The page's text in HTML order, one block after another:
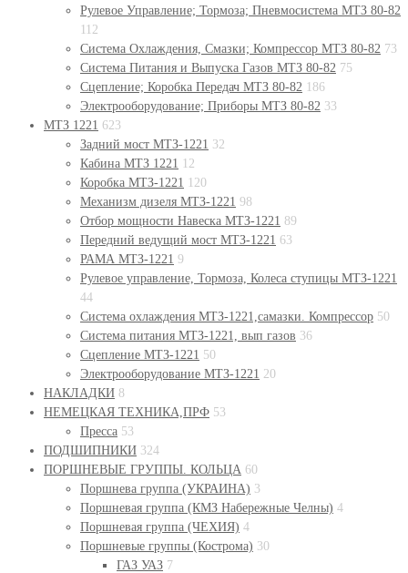
Рулевое Управление; Тормоза; Пневмосистема МТЗ 80-82
112
Система Охлаждения, Смазки; Компрессор МТЗ 80-82 73
Система Питания и Выпуска Газов МТЗ 80-82 75
Сцепление; Коробка Передач МТЗ 80-82 186
Электрооборудование; Приборы МТЗ 80-82 33
МТЗ 1221 623
Задний мост МТЗ-1221 32
Кабина МТЗ 1221 12
Коробка МТЗ-1221 120
Механизм дизеля МТЗ-1221 98
Отбор мощности Навеска МТЗ-1221 89
Передний ведущий мост МТЗ-1221 63
РАМА МТЗ-1221 9
Рулевое управление, Тормоза, Колеса ступицы МТЗ-1221
44
Система охлаждения МТЗ-1221,самазки. Компрессор 50
Система питания МТЗ-1221, вып газов 36
Сцепление МТЗ-1221 50
Электрооборудование МТЗ-1221 20
НАКЛАДКИ 8
НЕМЕЦКАЯ ТЕХНИКА,ПРФ 53
Пресса 53
ПОДШИПНИКИ 324
ПОРШНЕВЫЕ ГРУППЫ. КОЛЬЦА 60
Поршнева группа (УКРАИНА) 3
Поршневая группа (КМЗ Набережные Челны) 4
Поршневая группа (ЧЕХИЯ) 4
Поршневые группы (Кострома) 30
ГАЗ УАЗ 7